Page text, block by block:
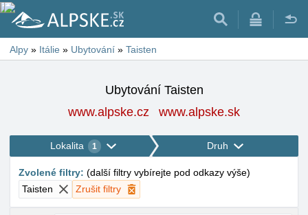
Alpy » Itálie » Ubytování » Taisten
Ubytování Taisten
www.alpske.cz
www.alpske.sk
Lokalita 1 Druh
Zvolené filtry: (další filtry vybírejte pod odkazy výše)
Taisten
Zrušit filtry